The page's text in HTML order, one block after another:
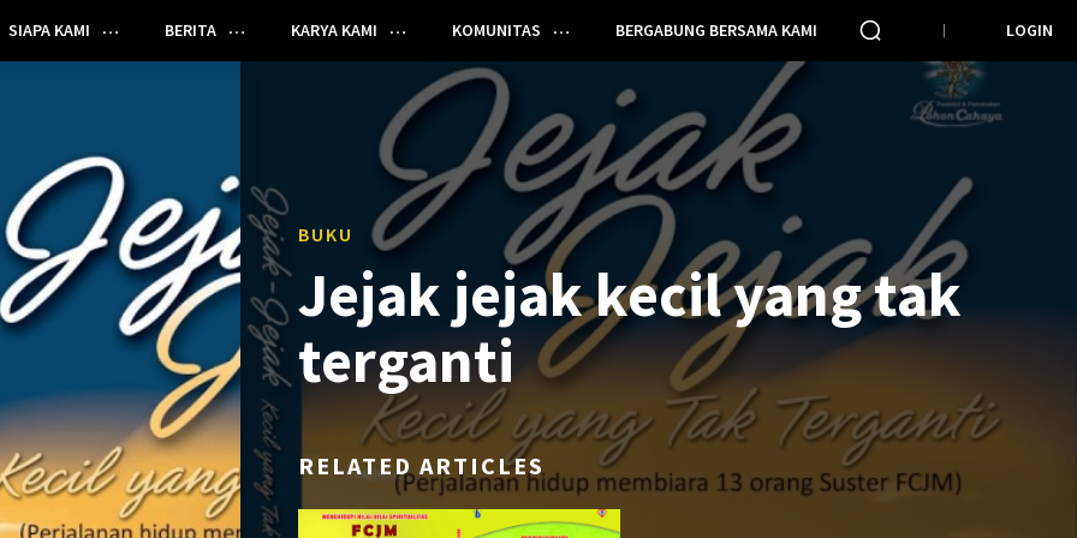
SIAPA KAMI BERITA KARYA KAMI KOMUNITAS BERGABUNG BERSAMA KAMI LOGIN
BUKU
Jejak jejak kecil yang tak
terganti
RELATED ARTICLES